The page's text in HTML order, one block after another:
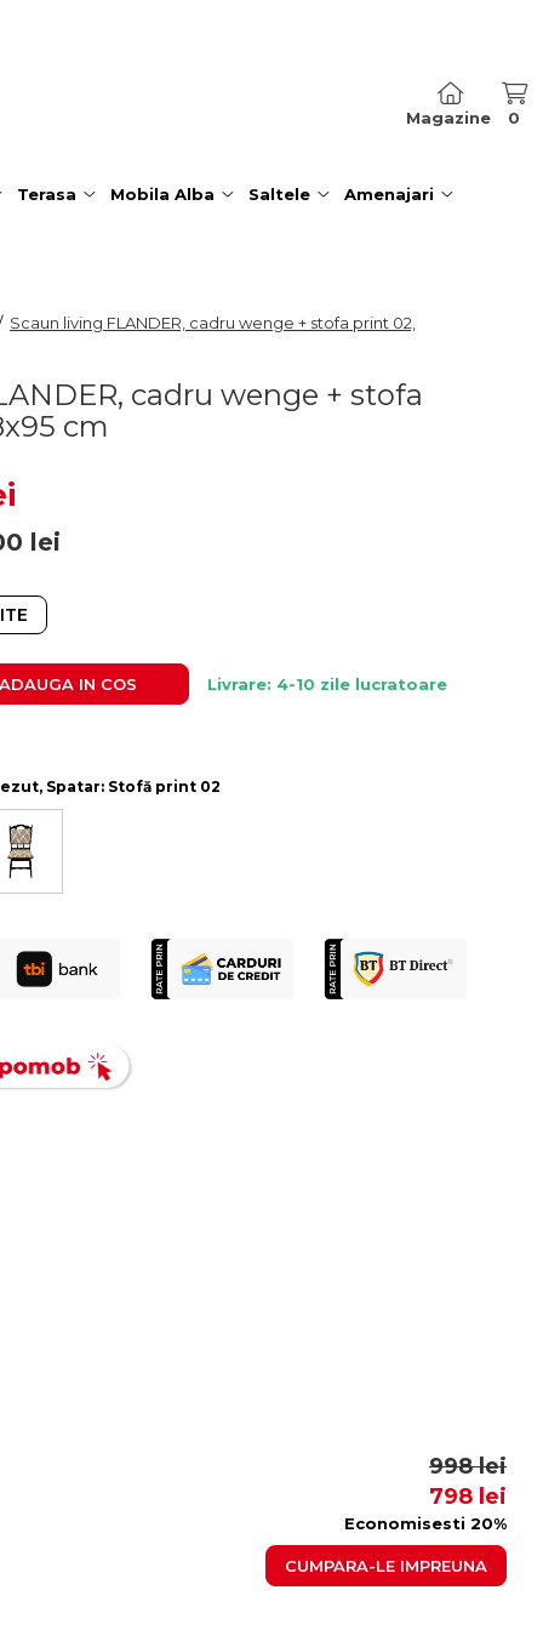
Magazine 0
Terasa Mobila Alba Saltele Amenajari
Scaun living FLANDER, cadru wenge + stofa print 02,
cadru wenge + stofa
cm
lei
ADAUGA IN COS Livrare: 4-10 zile lucratoare
Spatar: Stofă print 02
998 lei
798 lei
Economisesti 20%
CUMPARA-LE IMPREUNA